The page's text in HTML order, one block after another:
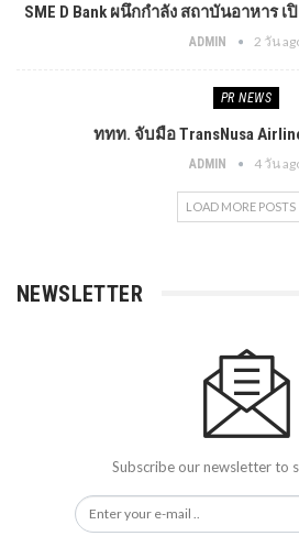
SME D Bank ผนึกกำลัง สถาบันอาหาร เปิ
ADMIN 2 วัน
PR​ NEWS
ททท. จับมือ TransNusa
ADMIN 4 วัน
LOAD MORE POSTS
NEWSLETTER
Subscribe our newsletter to